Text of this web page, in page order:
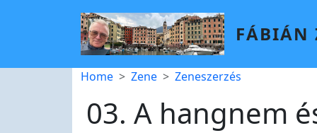
FÁBIÁN
Breadcrumb
Home Zene Zeneszerzés
03. A hangnem